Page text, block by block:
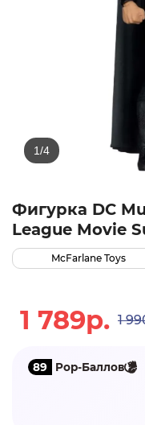
Фигурка DC
League Movie
McFarlane Toys
1 789р. 1
89 Pop-Баллов